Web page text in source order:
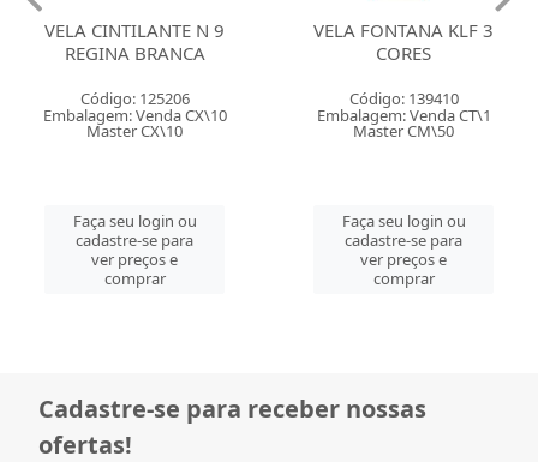
VELA CINTILANTE N 9
REGINA BRANCA
Código: 125206
Embalagem: Venda CX\10
Master CX\10
Faça seu login ou
cadastre-se para
ver preços e
comprar
VELA FONTANA KLF 3
CORES
Código: 139410
Embalagem: Venda CT\1
Master CM\50
Faça seu login ou
cadastre-se para
ver preços e
comprar
Cadastre-se para receber nossas
ofertas!